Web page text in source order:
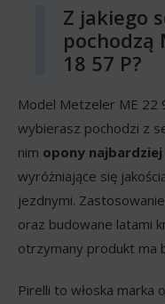
Z jakiego
pochodzą
18 57 P?
Model Metzeler ME 22
wybierasz pochodzi z
nim opony
wyróżniające się
jezdnymi.
oraz budowane latami
otrzymany produkt ma
Pirelli to włoska marka